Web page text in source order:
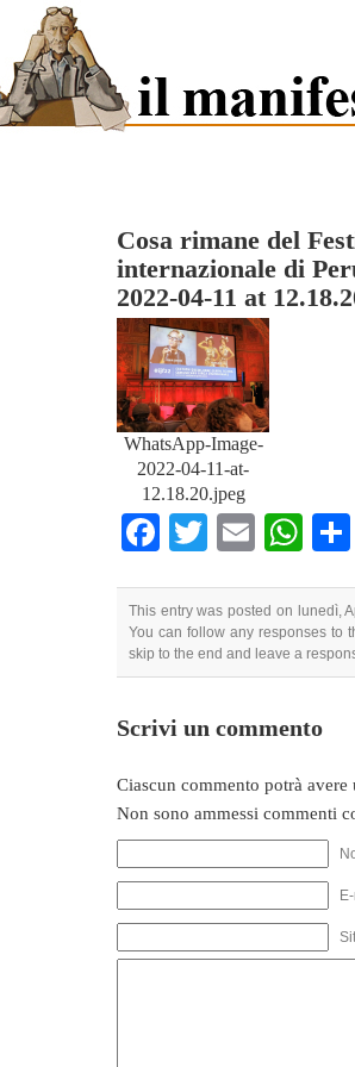
Cosa rimane del
internazionale di
2022-04-11 at
WhatsApp-Image-
2022-04-11-at-
12.18.20.jpeg
Facebook
TwitterEmail
This entry was posted on lunedì,
You can follow any responses to
skip to the end and leave a
Scrivi un commento
Ciascun commento potrà
Non sono ammessi commenti